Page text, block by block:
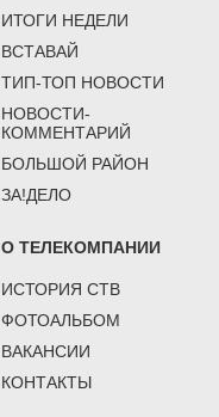
ИТОГИ НЕДЕЛИ
ВСТАВАЙ
ТИП-ТОП НОВОСТИ
НОВОСТИ-
КОММЕНТАРИЙ
БОЛЬШОЙ РАЙОН
ЗА!ДЕЛО
О ТЕЛЕКОМПАНИИ
ИСТОРИЯ СТВ
ФОТОАЛЬБОМ
ВАКАНСИИ
КОНТАКТЫ